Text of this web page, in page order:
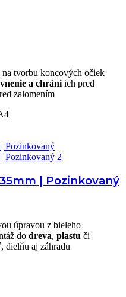
na tvorbu koncových očiek
a chráni ich pred
zalomením
| Pozinkovaný
úpravou z bieleho
do dreva, plastu či
dielňu aj záhradu